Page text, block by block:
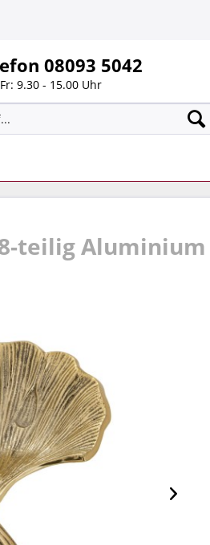
08093 5042
9.30 - 15.00 Uhr
teilig